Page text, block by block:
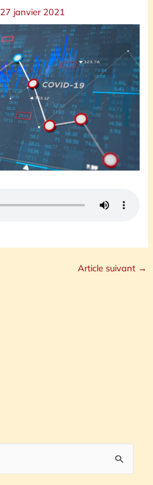
27 janvier 2021
Article suivant →